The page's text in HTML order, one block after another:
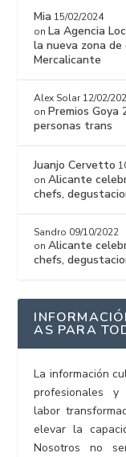
Mia 15/02/2024
on La Agencia
la nueva zona
Mercalicante
Alex Solar 12/02/
on Premios Goya
personas trans
Juanjo Cervetto
onAlicante
chefs,
Sandro 09/10/2022
onAlicante
chefs,
AS PARA
La información
profesionales y
labor
elevar la
Nosotros no